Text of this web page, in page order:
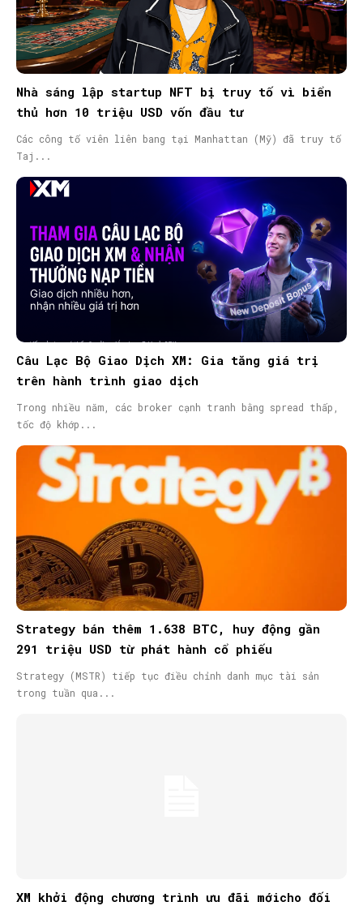
Nhà sáng lập startup NFT bị truy tố vì biển
thủ hơn 10 triệu USD vốn đầu tư
Các công tố viên liên bang tại Manhattan (Mỹ) đã truy tố
Taj...
Câu Lạc Bộ Giao Dịch XM: Gia tăng giá trị
trên hành trình giao dịch
Trong nhiều năm, các broker cạnh tranh bằng spread thấp,
tốc độ khớp...
Strategy bán thêm 1.638 BTC, huy động gần
291 triệu USD từ phát hành cổ phiếu
Strategy (MSTR) tiếp tục điều chỉnh danh mục tài sản
trong tuần qua...
XM khởi động chương trình ưu đãi mớicho đối